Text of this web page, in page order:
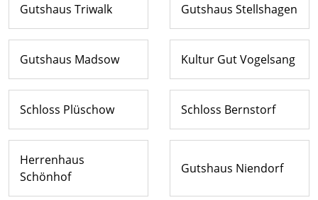
Gutshaus Triwalk Gutshaus Stellshagen
Gutshaus Madsow Kultur Gut Vogelsang
Schloss Plüschow Schloss Bernstorf
Herrenhaus
Schönhof
Gutshaus Niendorf